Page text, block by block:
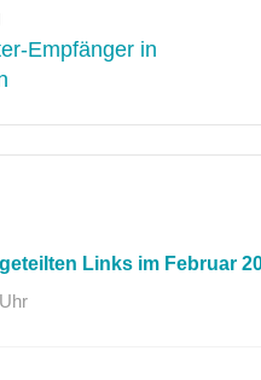
Empfänger in
Links im Februar